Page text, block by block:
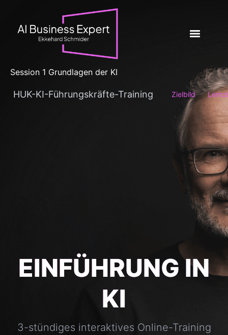
Session 1 Grundlagen der KI
HUK-KI-Führungskräfte-Training Zielbild
EINFÜHRUNG IN
KI
3-stündiges interaktives Online-Training